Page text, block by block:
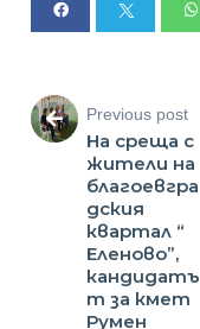
Previous post
На среща с
жители на
благоевгра
дския
квартал “
Еленово”,
кандидатъ
т за кмет
Румен